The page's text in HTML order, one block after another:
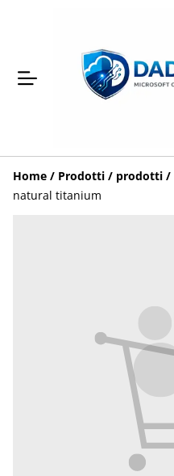
Home / Prodotti / prodotti /
natural titanium